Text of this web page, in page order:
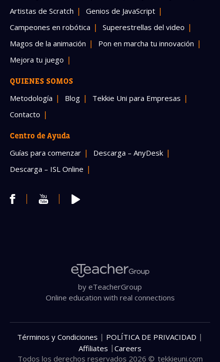
Artistas de Scratch
Genios de JavaScript
Campeones en robótica
Superestrellas del video
Magos de la animación
Pon en marcha tu innovación
Mejora tu juego
QUIENES SOMOS
Metodología Blog
Tekkie Uni para Empresas
Contacto
Centro de Ayuda
Guías para comenzar
Descarga – AnyDesk
Descarga – ISL Online
by eTeacherGroup
Online education with real connections
Todos los derechos reservados 2026 © tekkieuni.com
Términos y Condiciones | POLÍTICA DE PRIVACIDAD |
Affiliates | Careers